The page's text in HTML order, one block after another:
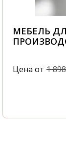
МЕБЕЛЬ
Цена от 1 898